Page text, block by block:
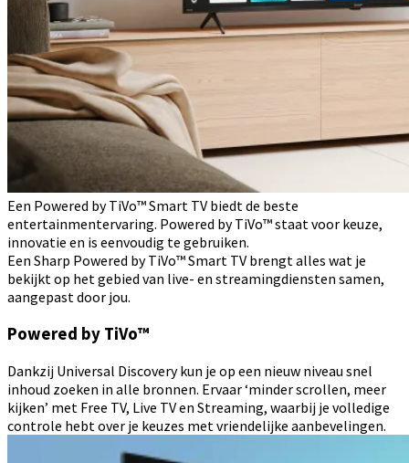
Een Powered by TiVo™ Smart TV biedt de beste
entertainmentervaring. Powered by TiVo™ staat voor keuze,
innovatie en is eenvoudig te gebruiken.
Een Sharp Powered by TiVo™ Smart TV brengt alles wat je
bekijkt op het gebied van live- en streamingdiensten samen,
aangepast door jou.
Powered by TiVo™
Dankzij Universal Discovery kun je op een nieuw niveau snel
inhoud zoeken in alle bronnen. Ervaar ‘minder scrollen, meer
kijken’ met Free TV, Live TV en Streaming, waarbij je volledige
controle hebt over je keuzes met vriendelijke aanbevelingen.